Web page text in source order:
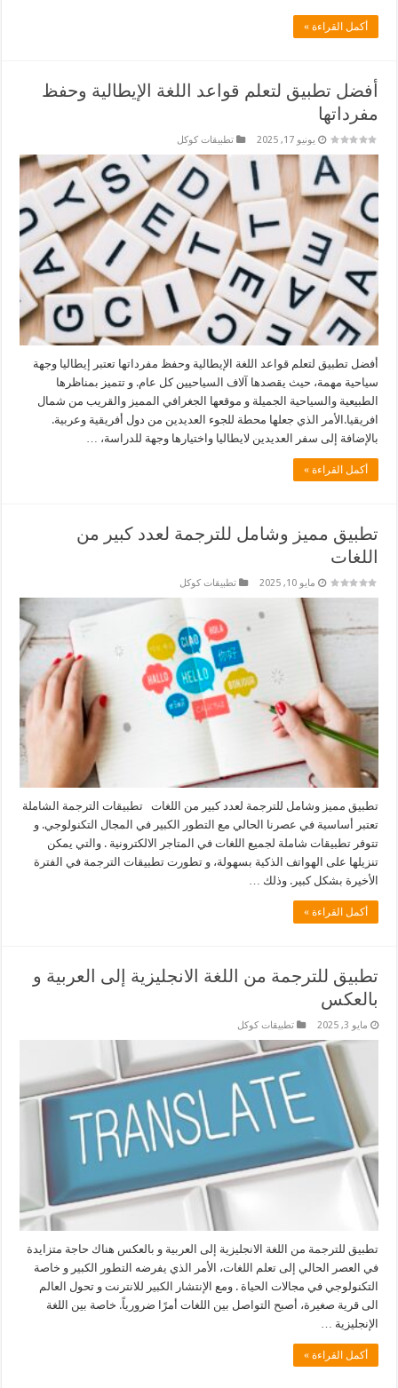
أكمل القراءة »
أفضل تطبيق لتعلم قواعد اللغة الإيطالية وحفظ
مفرداتها
يونيو 17, 2025 تطبيقات كوكل
أفضل تطبيق لتعلم قواعد اللغة الإيطالية وحفظ مفرداتها تعتبر إيطاليا وجهة
سياحية مهمة، حيث يقصدها آلاف السياحيين كل عام. و تتميز بمناظرها
الطبيعية والسياحية الجميلة و موقعها الجغرافي المميز والقريب من شمال
افريقيا.الأمر الذي جعلها محطة للجوء العديدين من دول أفريقية وعربية.
بالإضافة إلى سفر العديدين لايطاليا واختيارها وجهة للدراسة، …
أكمل القراءة »
تطبيق مميز وشامل للترجمة لعدد كبير من
اللغات
مايو 10, 2025 تطبيقات كوكل
تطبيق مميز وشامل للترجمة لعدد كبير من اللغات تطبيقات الترجمة الشاملة
تعتبر أساسية في عصرنا الحالي مع التطور الكبير في المجال التكنولوجي. و
تتوفر تطبيقات شاملة لجميع اللغات في المتاجر الالكترونية . والتي يمكن
تنزيلها على الهواتف الذكية بسهولة، و تطورت تطبيقات الترجمة في الفترة
الأخيرة بشكل كبير. وذلك …
أكمل القراءة »
تطبيق للترجمة من اللغة الانجليزية إلى العربية و
بالعكس
مايو 3, 2025 تطبيقات كوكل
تطبيق للترجمة من اللغة الانجليزية إلى العربية و بالعكس هناك حاجة متزايدة
في العصر الحالي إلى تعلم اللغات، الأمر الذي يفرضه التطور الكبير و خاصة
التكنولوجي في مجالات الحياة . ومع الإنتشار الكبير للانترنت و تحول العالم
الى قرية صغيرة، أصبح التواصل بين اللغات أمرًا ضرورياً. خاصة بين اللغة
الإنجليزية …
أكمل القراءة »